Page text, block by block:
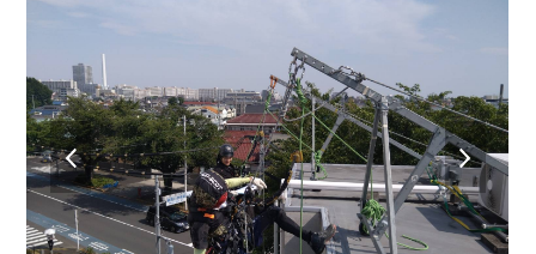
previous
slide
next
slide